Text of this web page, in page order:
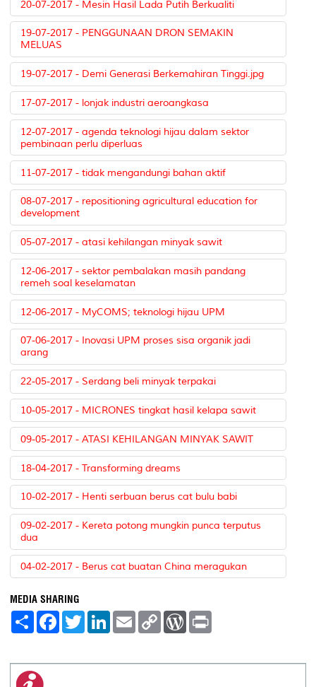
20-07-2017 - Mesin Hasil Lada Putih Berkualiti
19-07-2017 - PENGGUNAAN DRON SEMAKIN
MELUAS
19-07-2017 - Demi Generasi Berkemahiran Tinggi.jpg
17-07-2017 - lonjak industri aeroangkasa
12-07-2017 - agenda teknologi hijau dalam sektor
pembinaan perlu diperluas
11-07-2017 - tidak mengandungi bahan aktif
08-07-2017 - repositioning agricultural education for
development
05-07-2017 - atasi kehilangan minyak sawit
12-06-2017 - sektor pembalakan masih pandang
remeh soal keselamatan
12-06-2017 - MyCOMS; teknologi hijau UPM
07-06-2017 - Inovasi UPM proses sisa organik jadi
arang
22-05-2017 - Serdang beli minyak terpakai
10-05-2017 - MICRONES tingkat hasil kelapa sawit
09-05-2017 - ATASI KEHILANGAN MINYAK SAWIT
18-04-2017 - Transforming dreams
10-02-2017 - Henti serbuan berus cat bulu babi
09-02-2017 - Kereta potong mungkin punca terputus
dua
04-02-2017 - Berus cat buatan China meragukan
MEDIA SHARING
S
e
F
a
b
T
w
t
L
e
E
m
l
C
L
W
P
t